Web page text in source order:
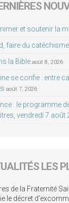
et soutenir la
faire du
la Bible août 8, 2026
se confie : entre
août 7, 2026
: le programme
vendredi 7 août
LES
de la Fraternité
le décret